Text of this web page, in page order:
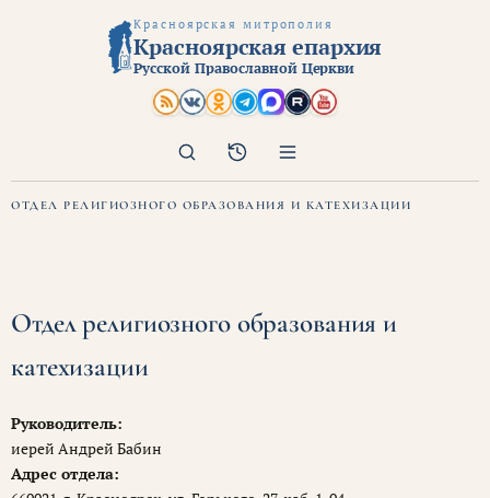
Красноярская митрополия
Красноярская епархия
Русской Православной Церкви
Архив
Поиск
ОТДЕЛ РЕЛИГИОЗНОГО ОБРАЗОВАНИЯ И КАТЕХИЗАЦИИ
Отдел религиозного образования и
катехизации
Руководитель:
иерей Андрей Бабин
Адрес отдела: